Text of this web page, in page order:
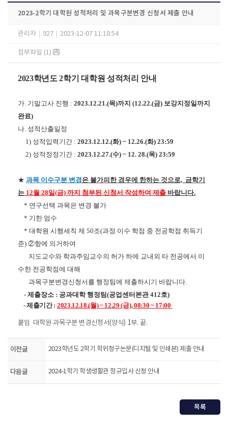
2023-2학기 대학원 성적처리 및 과목구분변경 신청서 제출 안내
관리자 927 2023-12-07 11:18:54
첨부파일 (1)
2023학년도 2학기 대학원 성적처리 안내
가. 기말고사 진행 : 2023.12.21.(목)까지 (12.22.(금) 보강지정일까지
완료)
나. 성적산출일정
1) 성적입력기간 : 2023.12.12.(화) ~ 12.26.(화) 23:59
2) 성적정정기간 : 2023.12.27.(수) ~ 12. 28.(목) 23:59
★ 과목 이수구분 변경은 불가피한 경우에 한하는 것으로, 금학기
는 12월 28일(금) 까지 첨부된 신청서 작성하여 제출 바랍니다.
* 연구선택 과목은 변경 불가
* 기한 엄수
* 대학원 시행세칙 제 50조(과정 이수 학점 중 전공학점 취득기
준) ②항에 의거하여
지도교수와 학과주임교수의 허가 하에 교내외 타 전공에서 이
수한 전공학점에 대해
과목구분변경신청서를 행정팀에 제출하시기 바랍니다.
- 제출장소 : 공과대학 행정팀(공업센터본관 412호)
- 제출기간 : 2023.12.18.(월) ~ 12.29 (금), 08:30 ~ 17:00
붙임 대학원 과목구분 변경신청서(양식) 1부. 끝.
이전글 2023학년도 2학기 학위청구논문(디지털 및 인쇄본) 제출 안내
다음글 2024-1학기 학생생활관 정규입사 신청 안내
목록